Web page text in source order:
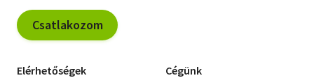
Csatlakozom
Elérhetőségek Cégünk